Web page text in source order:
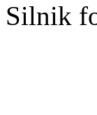
Silnik